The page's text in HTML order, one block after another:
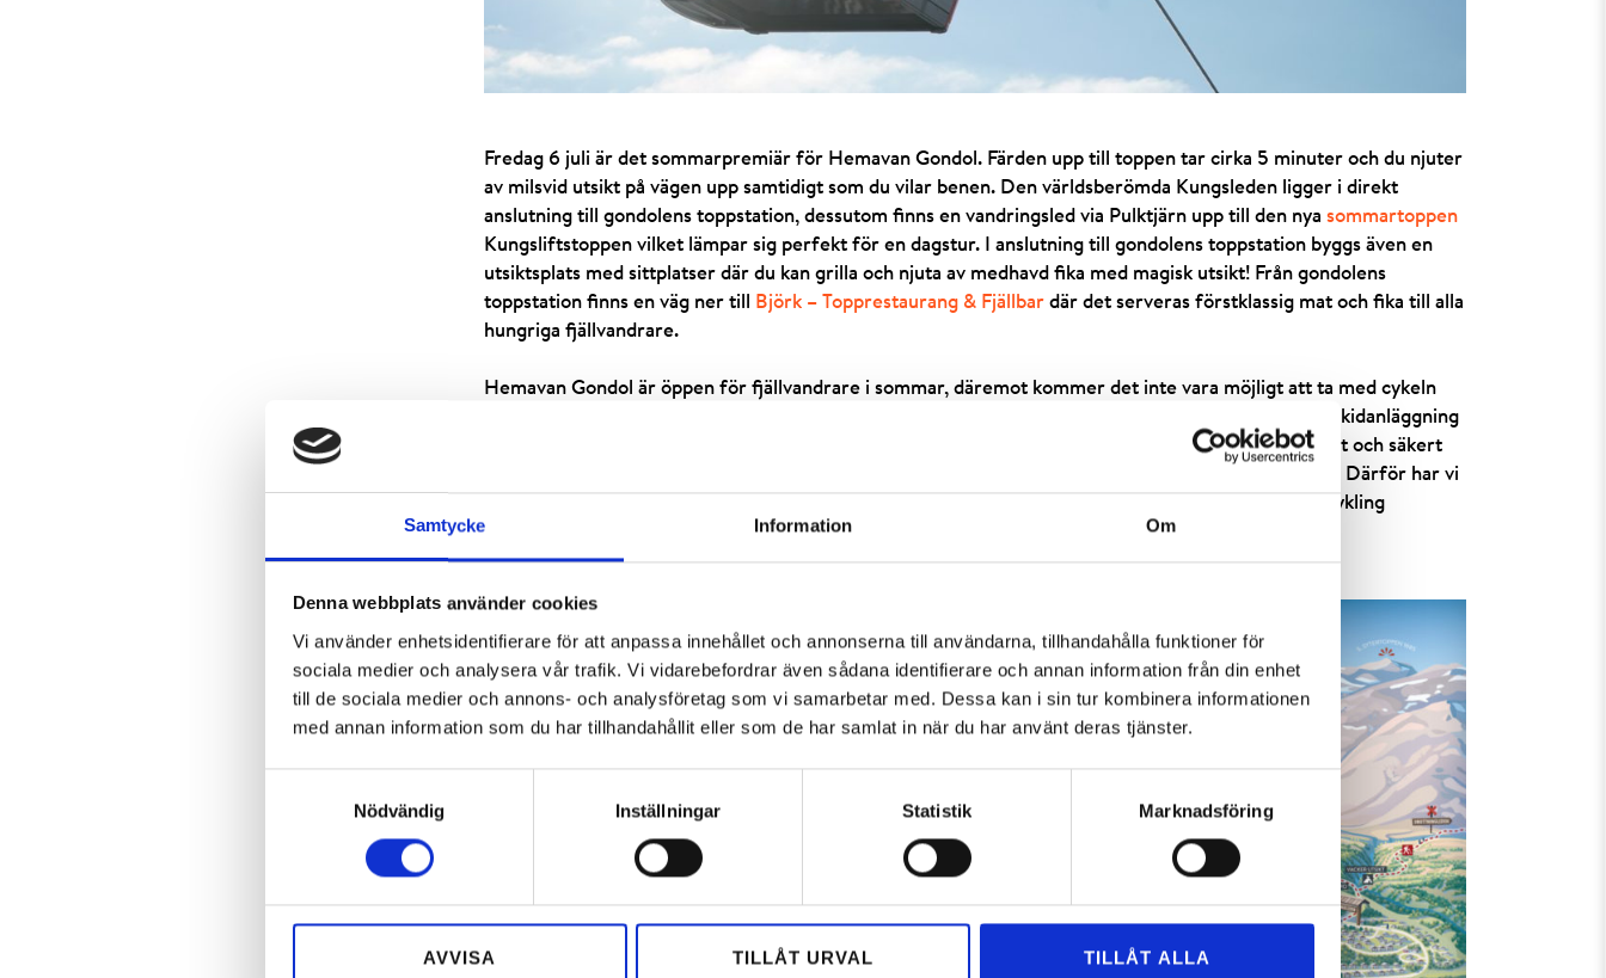
Samtycke Information Om
Denna webbplats använder cookies
Vi använder enhetsidentifierare för att anpassa innehållet och annonserna till användarna, tillhandahålla funktioner för
sociala medier och analysera vår trafik. Vi vidarebefordrar även sådana identifierare och annan information från din enhet
till de sociala medier och annons- och analysföretag som vi samarbetar med. Dessa kan i sin tur kombinera informationen
med annan information som du har tillhandahållit eller som de har samlat in när du har använt deras tjänster.
Nödvändig
Inställningar Statistik Marknadsföring
AVVISA TILLÅT URVAL TILLÅT ALLA
Fredag 6 juli är det sommarpremiär för Hemavan Gondol. Färden upp till toppen tar cirka 5 minuter och du njuter
av milsvid utsikt på vägen upp samtidigt som du vilar benen. Den världsberömda Kungsleden ligger i direkt
anslutning till gondolens toppstation, dessutom finns en vandringsled via Pulktjärn upp till den nya sommartoppen
Kungsliftstoppen vilket lämpar sig perfekt för en dagstur. I anslutning till gondolens toppstation byggs även en
utsiktsplats med sittplatser där du kan grilla och njuta av medhavd fika med magisk utsikt! Från gondolens
toppstation finns en väg ner till
Björk – Topprestaurang & Fjällbardär det serveras förstklassig mat och fika till alla
hungriga fjällvandrare.
Hemavan Gondol är öppen för fjällvandrare i sommar, däremot kommer det inte vara möjligt att ta med cykeln
upp i gondolen eftersom terrängen som erbjuds vid gondolen inte är tillrättalagd för cykel. Vi som skidanläggning
jobbar för att erbjuda en trygg och säker anläggning till dig så att du kan vistas på fjället på ett tryggt och säkert
vilket vi idag saknar. Därför har vi
i samråd med Svenska Skidanläggningars Organisation (SLAO) beslutat att inte erbjuda luftburen cykling
sommaren 2018.